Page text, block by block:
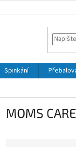
Spinkání
MOMS CARE